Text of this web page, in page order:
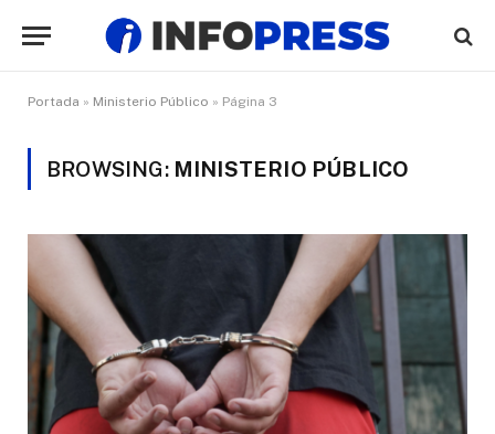
Portada » Ministerio Público » Página 3
BROWSING: MINISTERIO PÚBLICO